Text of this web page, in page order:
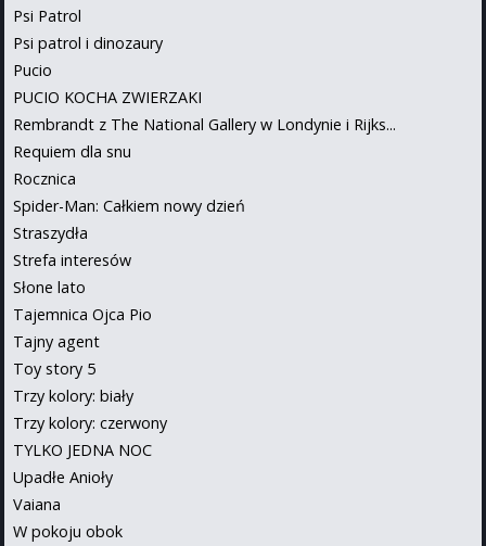
Psi Patrol
Psi patrol i dinozaury
Pucio
PUCIO KOCHA ZWIERZAKI
Rembrandt z The National Gallery w Londynie i Rijks...
Requiem dla snu
Rocznica
Spider-Man: Całkiem nowy dzień
Straszydła
Strefa interesów
Słone lato
Tajemnica Ojca Pio
Tajny agent
Toy story 5
Trzy kolory: biały
Trzy kolory: czerwony
TYLKO JEDNA NOC
Upadłe Anioły
Vaiana
W pokoju obok